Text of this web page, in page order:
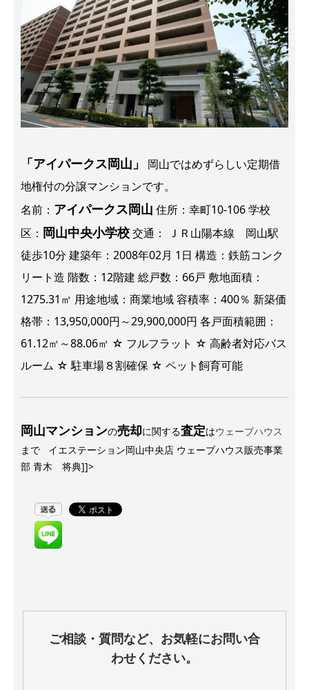
「アイパークス岡山」
岡山ではめずらしい定期借
地権付の分譲マンションです。
名前： アイパークス岡山 住所：幸町10-106 学校
区： 岡山中央小学校交通： ＪＲ山陽本線 岡山駅
徒歩10分 建築年：2008年02月 1日 構造：鉄筋コンク
リート造 階数：12階建 総戸数：66戸 敷地面積：
1275.31㎡ 用途地域：商業地域 容積率：400％ 新築価
格帯：13,950,000円～29,900,000円 各戸面積範囲：
61.12㎡～88.06㎡ ☆ フルフラット ☆ 高齢者対応バス
ルーム ☆ 駐車場８割確保 ☆ ペット飼育可能
岡山マンションの売却に関する査定はウェーブハウス
まで イエステーション岡山中央店 ウェーブハウス販売事業
部 青木 将典]]>
ご相談・質問など、お気軽にお問い合
わせください。